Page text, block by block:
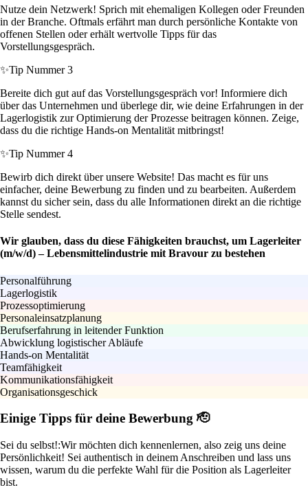
Nutze dein Netzwerk! Sprich mit ehemaligen Kollegen oder Freunden
in der Branche. Oftmals erfährt man durch persönliche Kontakte von
offenen Stellen oder erhält wertvolle Tipps für das
Vorstellungsgespräch.
✨Tip Nummer 3
Bereite dich gut auf das Vorstellungsgespräch vor! Informiere dich
über das Unternehmen und überlege dir, wie deine Erfahrungen in der
Lagerlogistik zur Optimierung der Prozesse beitragen können. Zeige,
dass du die richtige Hands-on Mentalität mitbringst!
✨Tip Nummer 4
Bewirb dich direkt über unsere Website! Das macht es für uns
einfacher, deine Bewerbung zu finden und zu bearbeiten. Außerdem
kannst du sicher sein, dass du alle Informationen direkt an die richtige
Stelle sendest.
Wir glauben, dass du diese Fähigkeiten brauchst, um Lagerleiter
(m/w/d) – Lebensmittelindustrie mit Bravour zu bestehen
Personalführung
Lagerlogistik
Prozessoptimierung
Personaleinsatzplanung
Berufserfahrung in leitender Funktion
Abwicklung logistischer Abläufe
Hands-on Mentalität
Teamfähigkeit
Kommunikationsfähigkeit
Organisationsgeschick
Einige Tipps für deine Bewerbung 🫡
Sei du selbst!:Wir möchten dich kennenlernen, also zeig uns deine
Persönlichkeit! Sei authentisch in deinem Anschreiben und lass uns
wissen, warum du die perfekte Wahl für die Position als Lagerleiter
bist.